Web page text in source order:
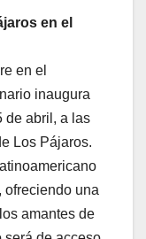
en el
en el
inaugura
de abril, a las
Los Pájaros.
ofreciendo una
amantes de